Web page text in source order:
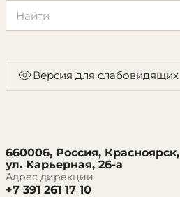
Версия для слабовидящих
660006, Россия, Красноярск,
ул. Карьерная, 26-а
Адрес дирекции
+7 391 261 17 10